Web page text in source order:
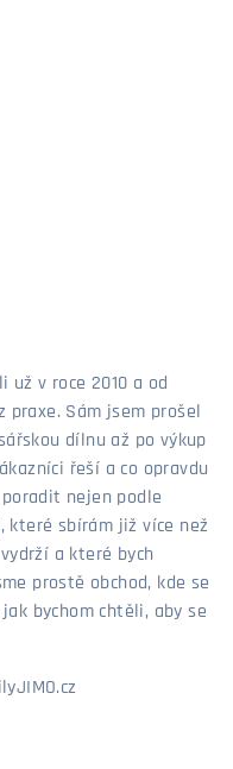
už v roce 2010 a od
Sám jsem prošel
dílnu až po výkup
řeší a co opravdu
nejen podle
které sbírám již více než
a které bych
prostě obchod, kde se
bychom chtěli, aby se